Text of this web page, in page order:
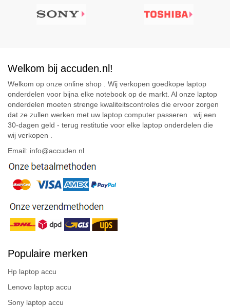
Welkom bij accuden.nl!
Welkom op onze online shop . Wij verkopen goedkope laptop
onderdelen voor bijna elke notebook op de markt. Al onze laptop
onderdelen moeten strenge kwaliteitscontroles die ervoor zorgen
dat ze zullen werken met uw laptop computer passeren . wij een
30-dagen geld - terug restitutie voor elke laptop onderdelen die
wij verkopen .
Email: info@accuden.nl
Populaire merken
Hp laptop accu
Lenovo laptop accu
Sony laptop accu